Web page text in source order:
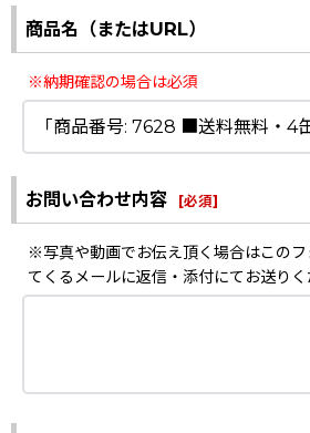
商品名（またはURL）
※納期確認の場合は必須
お問い合わせ内容 [必須]
※写真や動画でお伝え頂く場合はこの
てくるメールに返信・添付にてお送りく